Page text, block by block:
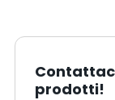
prodotti!